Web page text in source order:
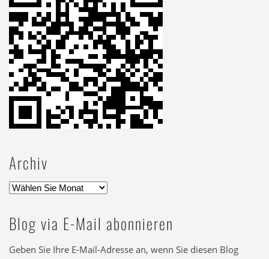
Archiv
Blog via E-Mail abonnieren
Geben Sie Ihre E-Mail-Adresse an, wenn Sie diesen Blog